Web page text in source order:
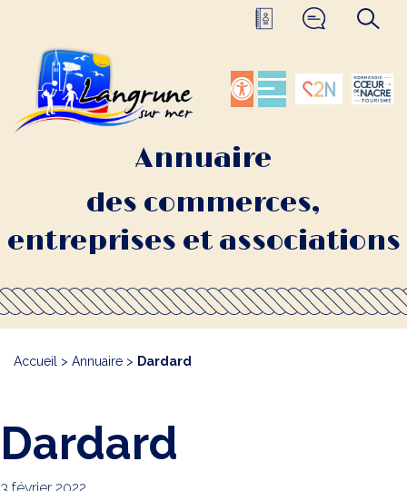
Annuaire
des commerces,
entreprises et associations
Accueil > Annuaire > Dardard
Dardard